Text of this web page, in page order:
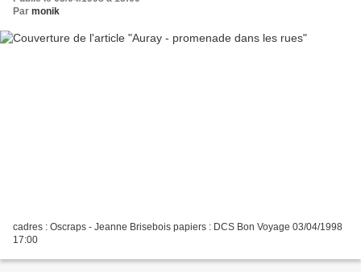
Par monik
cadres : Oscraps - Jeanne Brisebois papiers : DCS Bon Voyage 03/04/1998
17:00